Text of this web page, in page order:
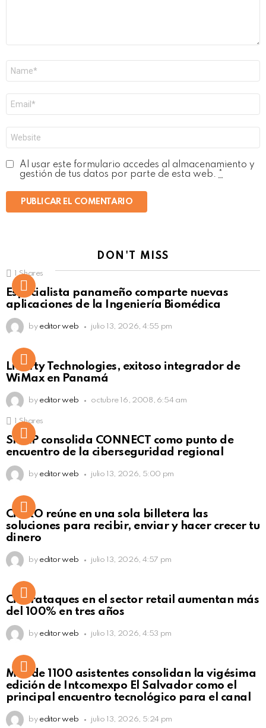
electrónico
*
Al usar este formulario accedes al almacenamiento y
gestión de tus datos por parte de esta web.
DON'T MISS
Click to view this post
Shares
Especialista panameño comparte nuevas
aplicaciones de la Ingeniería Biomédica
by editor web julio 13, 2026, 4:55 pm
Liberty Technologies, exitoso integrador de
WiMax en Panamá
by editor web octubre 16, 2008, 6:54 am
Click to view this post
Shares
SISAP consolida CONNECT como punto de
encuentro de la ciberseguridad regional
by editor web julio 13, 2026, 5:00 pm
Not Safe For Work
Click to view this post
CiNKO reúne en una sola billetera las
soluciones para recibir, enviar y hacer crecer tu
dinero
by editor web julio 13, 2026, 4:57 pm
Ciberataques en el sector retail aumentan más
del 100% en tres años
by editor web julio 13, 2026, 4:53 pm
Más de 1100 asistentes consolidan la vigésima
edición de Intcomexpo El Salvador como el
principal encuentro tecnológico para el canal
by editor web julio 13, 2026, 5:24 pm